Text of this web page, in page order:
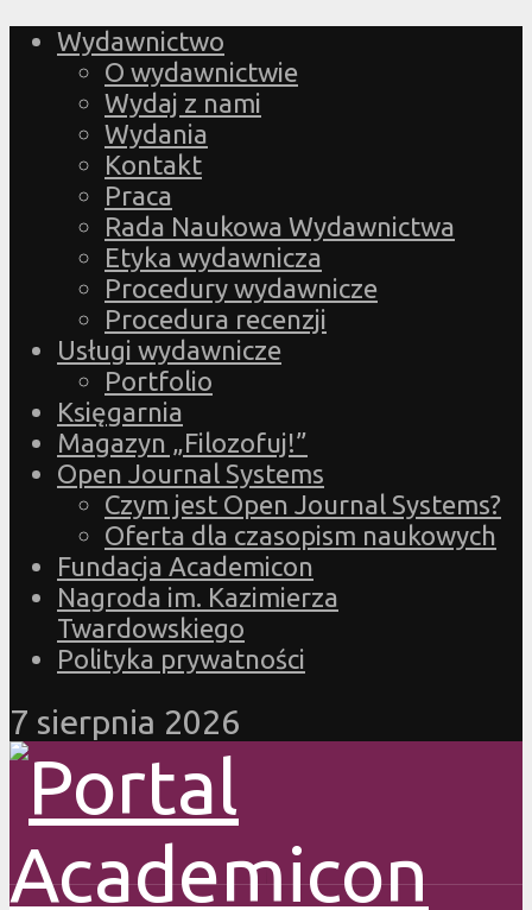
Wydawnictwo
O wydawnictwie
Wydaj z nami
Wydania
Kontakt
Praca
Rada Naukowa Wydawnictwa
Etyka wydawnicza
Procedury wydawnicze
Procedura recenzji
Usługi wydawnicze
Portfolio
Księgarnia
Magazyn „Filozofuj!”
Open Journal Systems
Czym jest Open Journal Systems?
Oferta dla czasopism naukowych
Fundacja Academicon
Nagroda im. Kazimierza
Twardowskiego
Polityka prywatności
7 sierpnia 2026